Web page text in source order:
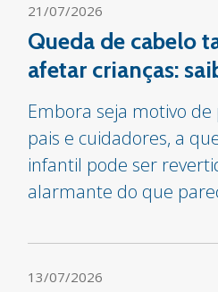
21/07/2026
Queda de cabelo
afetar crianças:
Embora seja motivo
pais e cuidadores, a
infantil pode ser
alarmante do que
13/07/2026